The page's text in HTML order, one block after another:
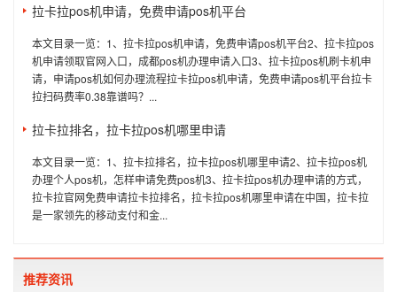
拉卡拉pos机申请，免费申请pos机平台
本文目录一览：1、拉卡拉pos机申请，免费申请pos机平台2、拉卡拉pos
机申请领取官网入口，成都pos机办理申请入口3、拉卡拉pos机刷卡机申
请，申请pos机如何办理流程拉卡拉pos机申请，免费申请pos机平台拉卡
拉扫码费率0.38靠谱吗？...
拉卡拉排名，拉卡拉pos机哪里申请
本文目录一览：1、拉卡拉排名，拉卡拉pos机哪里申请2、拉卡拉pos机
办理个人pos机，怎样申请免费pos机3、拉卡拉pos机办理申请的方式，
拉卡拉官网免费申请拉卡拉排名，拉卡拉pos机哪里申请在中国，拉卡拉
是一家领先的移动支付和金...
推荐资讯